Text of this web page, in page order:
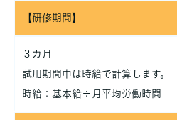
【研修期間】
３カ月
試用期間中は時給で計算します。
時給：基本給÷月平均労働時間